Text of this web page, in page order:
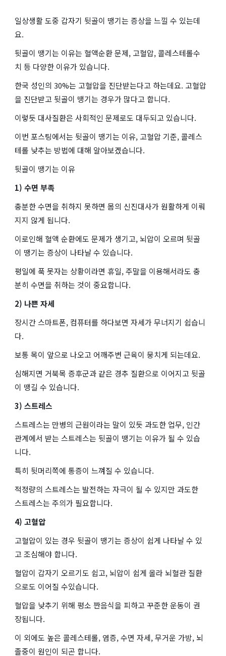
일상생활 도중 갑자기 뒷골이 땡기는 증상을 느낄 수 있는데
요.
뒷골이 땡기는 이유는 혈액순환 문제, 고혈압, 콜레스테롤수
치 등 다양한 이유가 있습니다.
한국 성인의 30%는 고혈압을 진단받는다고 하는데요. 고혈압
을 진단받고 뒷골이 땡기는 경우가 많다고 합니다.
이렇듯 대사질환은 사회적인 문제로도 대두되고 있습니다.
이번 포스팅에서는 뒷골이 땡기는 이유, 고혈압 기준, 콜레스
테롤 낮추는 방법에 대해 알아보겠습니다.
뒷골이 땡기는 이유
1) 수면 부족
충분한 수면을 취하지 못하면 몸의 신진대사가 원활하게 이뤄
지지 않게 됩니다.
이로인해 혈액 순환에도 문제가 생기고, 뇌압이 오르며 뒷골
이 땡기는 증상이 나타날 수 있습니다.
평일에 푹 못자는 상황이라면 휴일, 주말을 이용해서라도 충
분히 수면을 취하는 것이 중요합니다.
2) 나쁜 자세
장시간 스마트폰, 컴퓨터를 하다보면 자세가 무너지기 쉽습니
다.
보통 목이 앞으로 나오고 어깨주변 근육이 뭉치게 되는데요.
심해지면 거북목 증후군과 같은 경추 질환으로 이어지고 뒷골
이 땡길 수 있습니다.
3) 스트레스
스트레스는 만병의 근원이라는 말이 있듯 과도한 업무, 인간
관계에서 받는 스트레스는 뒷골이 땡기는 이유가 될 수 있습
니다.
특히 뒷머리쪽에 통증이 느껴질 수 있습니다.
적정량의 스트레스는 발전하는 자극이 될 수 있지만 과도한
스트레스는 주의가 필요합니다.
4) 고혈압
고혈압이 있는 경우 뒷골이 땡기는 증상이 쉽게 나타날 수 있
고 조심해야 합니다.
혈압이 갑자기 오르기도 쉽고, 뇌압이 쉽게 올라 뇌혈관 질환
으로도 이어질 수있습니다.
혈압을 낮추기 위해 평소 짠음식을 피하고 꾸준한 운동이 권
장됩니다.
이 외에도 높은 콜레스테롤, 염증, 수면 자세, 무거운 가방, 뇌
졸중이 원인이 되곤 합니다.